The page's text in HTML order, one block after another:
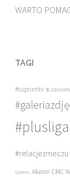
WARTO
TAGI
#cuprumtv
#plusliga
#relacjezmeczu
Lorenc Aluron CMC